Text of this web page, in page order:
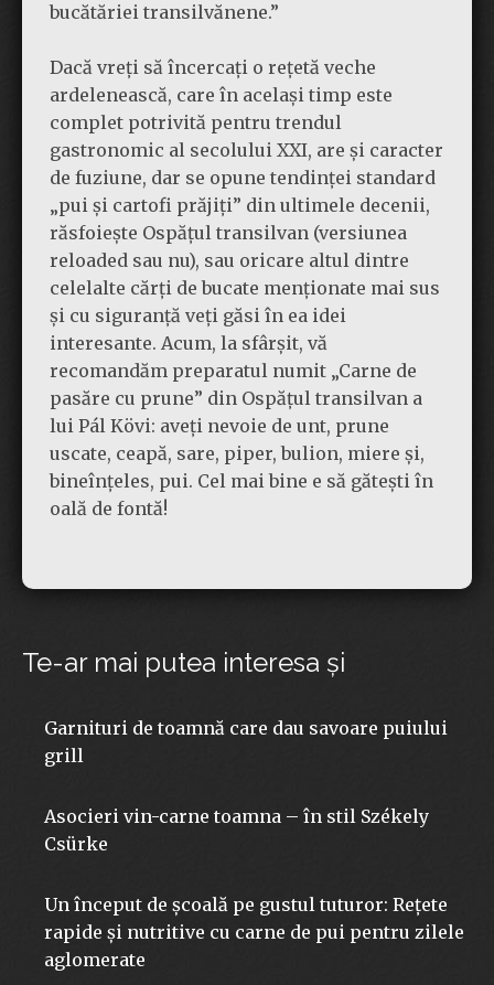
bucătăriei transilvănene.”
Dacă vreți să încercați o rețetă veche
ardelenească, care în același timp este
complet potrivită pentru trendul
gastronomic al secolului XXI, are și caracter
de fuziune, dar se opune tendinței standard
„pui și cartofi prăjiți” din ultimele decenii,
răsfoiește Ospățul transilvan (versiunea
reloaded sau nu), sau oricare altul dintre
celelalte cărți de bucate menționate mai sus
și cu siguranță veți găsi în ea idei
interesante. Acum, la sfârșit, vă
recomandăm preparatul numit „Carne de
pasăre cu prune” din Ospățul transilvan a
lui Pál Kövi: aveți nevoie de unt, prune
uscate, ceapă, sare, piper, bulion, miere și,
bineînțeles, pui. Cel mai bine e să gătești în
oală de fontă!
Te-ar mai putea interesa şi
Garnituri de toamnă care dau savoare puiului
grill
Asocieri vin-carne toamna – în stil Székely
Csürke
Un început de școală pe gustul tuturor: Rețete
rapide și nutritive cu carne de pui pentru zilele
aglomerate